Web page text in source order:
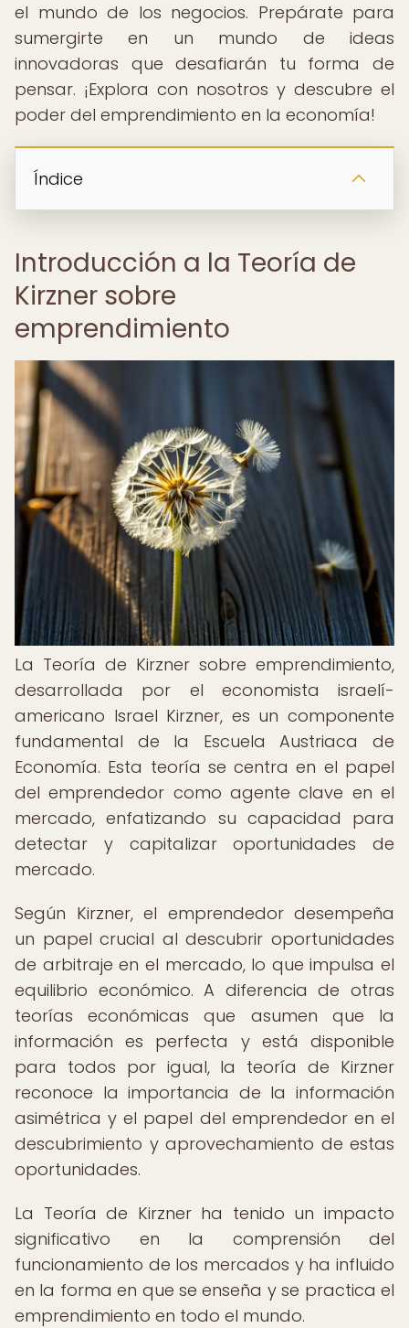
el mundo de los negocios. Prepárate para
sumergirte en un mundo de ideas
innovadoras que desafiarán tu forma de
pensar. ¡Explora con nosotros y descubre el
poder del emprendimiento en la economía!
Índice
Introducción a la Teoría de
Kirzner sobre
emprendimiento
La Teoría de Kirzner sobre emprendimiento,
desarrollada por el economista israelí-
americano Israel Kirzner, es un componente
fundamental de la Escuela Austriaca de
Economía. Esta teoría se centra en el papel
del emprendedor como agente clave en el
mercado, enfatizando su capacidad para
detectar y capitalizar oportunidades de
mercado.
Según Kirzner, el emprendedor desempeña
un papel crucial al descubrir oportunidades
de arbitraje en el mercado, lo que impulsa el
equilibrio económico. A diferencia de otras
teorías económicas que asumen que la
información es perfecta y está disponible
para todos por igual, la teoría de Kirzner
reconoce la importancia de la información
asimétrica y el papel del emprendedor en el
descubrimiento y aprovechamiento de estas
oportunidades.
La Teoría de Kirzner ha tenido un impacto
significativo en la comprensión del
funcionamiento de los mercados y ha influido
en la forma en que se enseña y se practica el
emprendimiento en todo el mundo.